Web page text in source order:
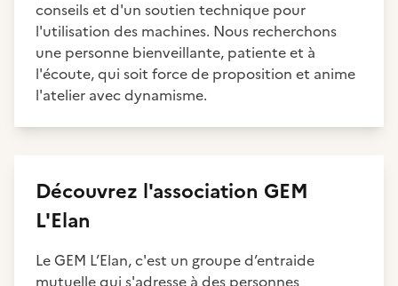
conseils et d'un soutien technique pour
l'utilisation des machines. Nous recherchons
une personne bienveillante, patiente et à
l'écoute, qui soit force de proposition et anime
l'atelier avec dynamisme.
Découvrez l'association GEM
L'Elan
Le GEM L’Elan, c'est un groupe d’entraide
mutuelle qui s'adresse à des personnes